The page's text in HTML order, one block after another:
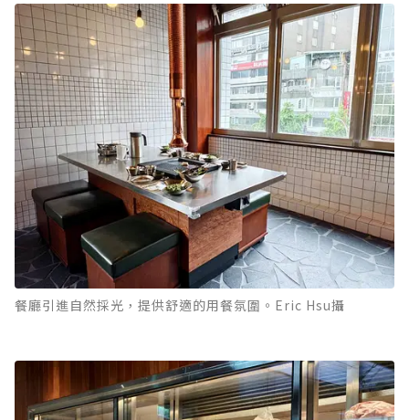
餐廳引進自然採光，提供舒適的用餐氛圍。Eric Hsu攝